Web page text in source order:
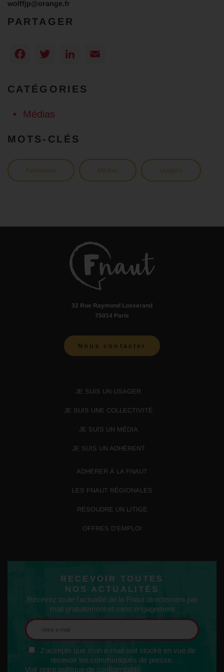
wolffjp@orange.fr
PARTAGER
Facebook
TwitterLinkedIn
CATÉGORIES
Médias
MOTS-CLÉS
Ferroviaire Médias Usagers
32 Rue Raymond Losserand
75014 Paris
Nous contacter
JE SUIS UN USAGER
JE SUIS UNE COLLECTIVITÉ
JE SUIS UN MÉDIA
JE SUIS UN ADHÉRENT
ADHÉRER À LA FNAUT
LES FNAUT RÉGIONALES
RÉSOUDRE UN LITIGE
OFFRES D’EMPLOI
RECEVOIR TOUTES
NOS ACTUALITÉS
Recevez toute l'actualité de la Fnaut directement par
mail gratuitement et sans engagement
J'accepte que mon e-mail soit stocké en vue de
recevoir les communiqués de presse.
Voir notre politique de confidentialité